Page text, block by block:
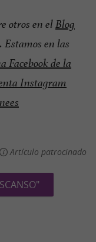
otros en elBlog
. Estamos en las
Facebook de la
Instagram
Artículo patrocinado